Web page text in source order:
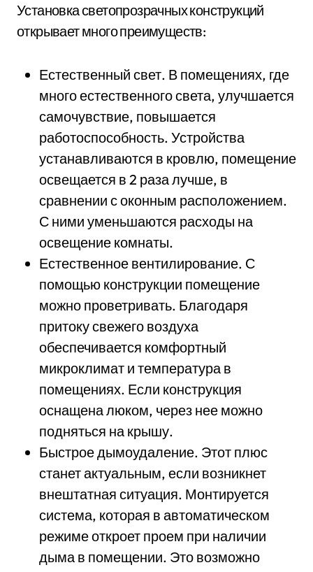
Установка светопрозрачных конструкций
открывает много преимуществ:
Естественный свет. В помещениях, где
много естественного света, улучшается
самочувствие, повышается
работоспособность. Устройства
устанавливаются в кровлю, помещение
освещается в 2 раза лучше, в
сравнении с оконным расположением.
С ними уменьшаются расходы на
освещение комнаты.
Естественное вентилирование. С
помощью конструкции помещение
можно проветривать. Благодаря
притоку свежего воздуха
обеспечивается комфортный
микроклимат и температура в
помещениях. Если конструкция
оснащена люком, через нее можно
подняться на крышу.
Быстрое дымоудаление. Этот плюс
станет актуальным, если возникнет
внештатная ситуация. Монтируется
система, которая в автоматическом
режиме откроет проем при наличии
дыма в помещении. Это возможно